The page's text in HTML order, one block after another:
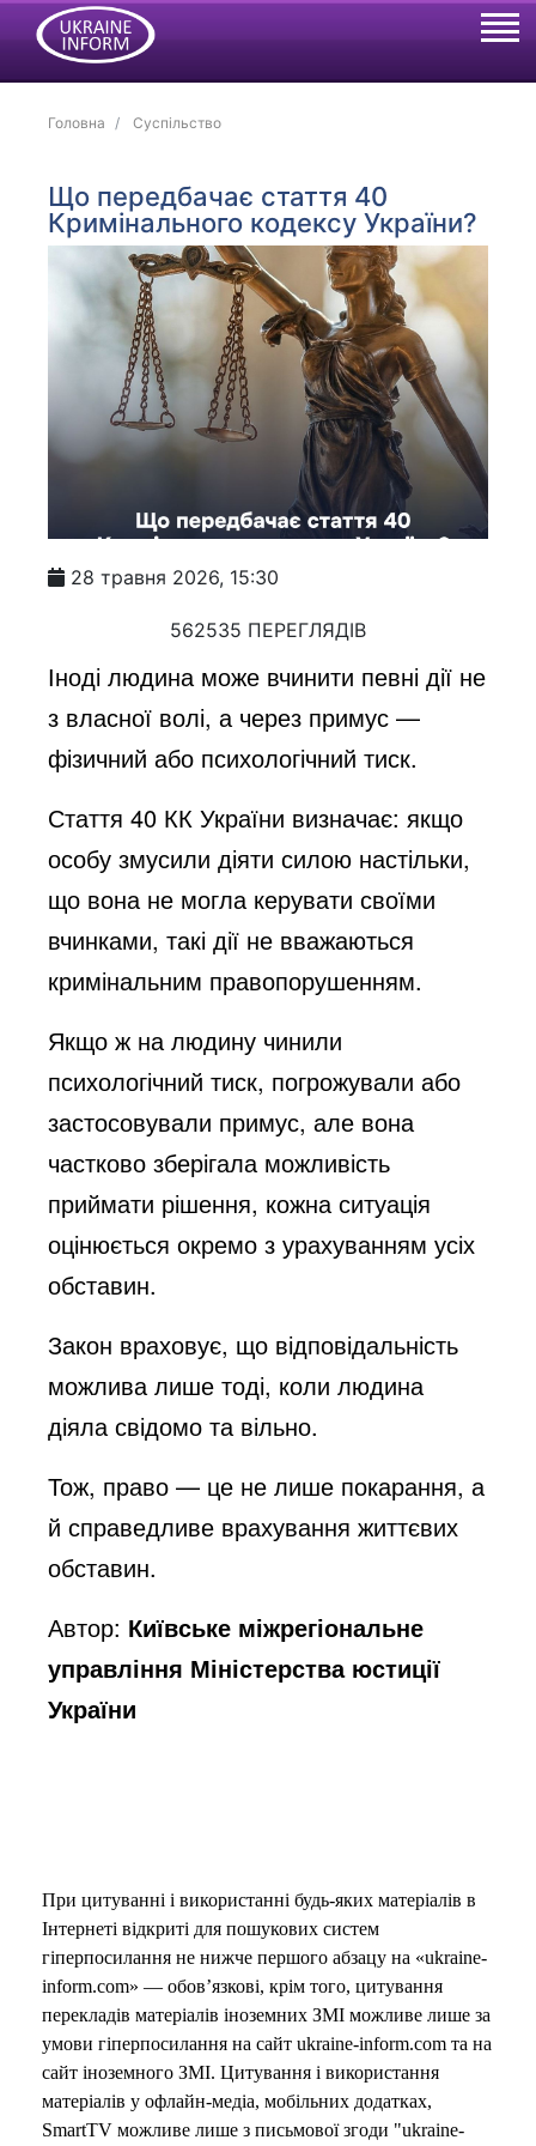
Головна Суспільство
Що передбачає стаття 40
Кримінального кодексу України?
28 травня 2026, 15:30
562535 ПЕРЕГЛЯДІВ
Іноді людина може вчинити певні дії не
з власної волі, а через примус —
фізичний або психологічний тиск.
Стаття 40 КК України визначає: якщо
особу змусили діяти силою настільки,
що вона не могла керувати своїми
вчинками, такі дії не вважаються
кримінальним правопорушенням.
Якщо ж на людину чинили
психологічний тиск, погрожували або
застосовували примус, але вона
частково зберігала можливість
приймати рішення, кожна ситуація
оцінюється окремо з урахуванням усіх
обставин.
Закон враховує, що відповідальність
можлива лише тоді, коли людина
діяла свідомо та вільно.
Тож, право — це не лише покарання, а
й справедливе врахування життєвих
обставин.
Автор: Київське міжрегіональне
управління Міністерства юстиції
України
При цитуванні і використанні будь-яких матеріалів в
Інтернеті відкриті для пошукових систем
гіперпосилання не нижче першого абзацу на «ukraine-
inform.com» — обов’язкові, крім того, цитування
перекладів матеріалів іноземних ЗМІ можливе лише за
умови гіперпосилання на сайт ukraine-inform.com та на
сайт іноземного ЗМІ. Цитування і використання
матеріалів у офлайн-медіа, мобільних додатках,
SmartTV можливе лише з письмової згоди "ukraine-